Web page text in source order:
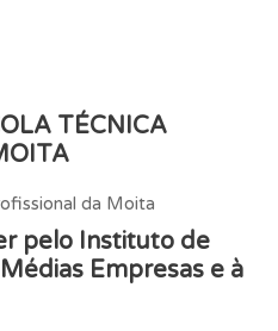
TÉCNICA
da Moita
pelo Instituto de
Empresas e à